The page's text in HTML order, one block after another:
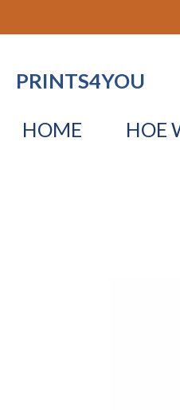
direct
dePRINTS4YOU
HOME HOE